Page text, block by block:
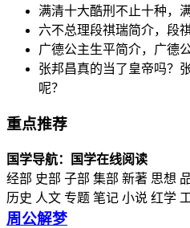
满清十大酷刑不止十种，
六不总理段祺瑞简介，段
广德公主生平简介，广德
张邦昌真的当了皇帝吗？
呢？
重点推荐
国学导航：国学在线阅读
经部 史部 子部 集部 新著 思想
历史 人文 专题 笔记 小说 红学
周公解梦